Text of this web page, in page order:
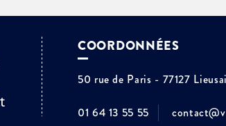
COORDONNÉES
50 rue de Paris - 77127
01 64 13 55 55